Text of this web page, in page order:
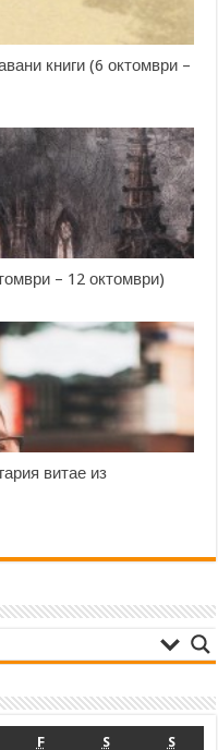
книги (6 октомври –
– 12 октомври)
витае из
F S S